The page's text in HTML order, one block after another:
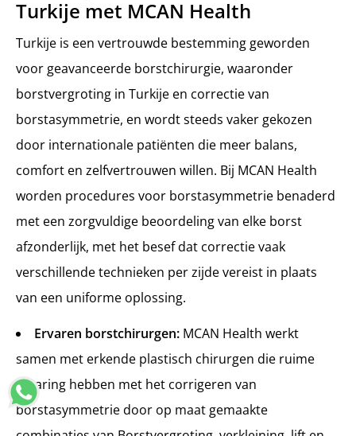
Turkije met MCAN Health
Turkije is een vertrouwde bestemming geworden
voor geavanceerde borstchirurgie, waaronder
borstvergroting in Turkije en correctie van
borstasymmetrie, en wordt steeds vaker gekozen
door internationale patiënten die meer balans,
comfort en zelfvertrouwen willen. Bij MCAN Health
worden procedures voor borstasymmetrie benaderd
met een zorgvuldige beoordeling van elke borst
afzonderlijk, met het besef dat correctie vaak
verschillende technieken per zijde vereist in plaats
van een uniforme oplossing.
Ervaren borstchirurgen: MCAN Health werkt
samen met erkende plastisch chirurgen die ruime
ervaring hebben met het corrigeren van
borstasymmetrie door op maat gemaakte